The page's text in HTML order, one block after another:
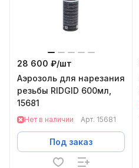
28 600 ₽/шт
Аэрозоль для нарезания
резьбы RIDGID 600мл,
15681
Нет в наличии Арт. 15681
Под заказ